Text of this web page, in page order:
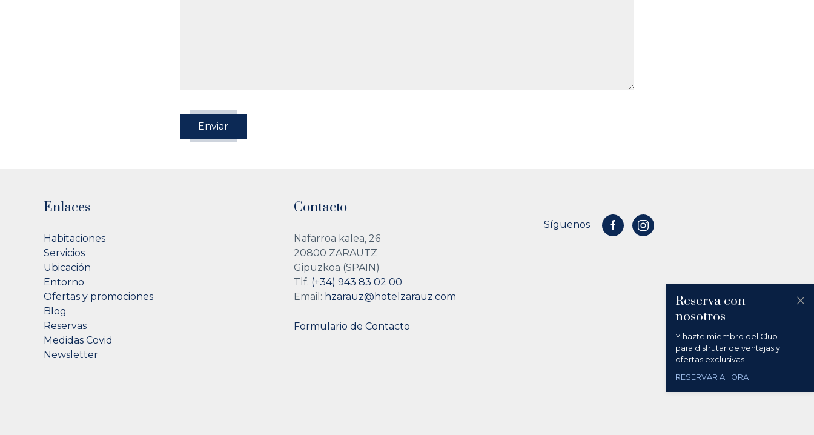
Enviar
Enlaces
Habitaciones
Servicios
Ubicación
Entorno
Ofertas y promociones
Blog
Reservas
Medidas Covid
Newsletter
Contacto
Nafarroa kalea, 26
20800 ZARAUTZ
Gipuzkoa (SPAIN)
Tlf. (+34) 943 83 02 00
Email: hzarauz@hotelzarauz.com
Formulario de Contacto
Síguenos
Reserva con
nosotros
Y hazte miembro del Club
para disfrutar de ventajas y
ofertas exclusivas
RESERVAR AHORA